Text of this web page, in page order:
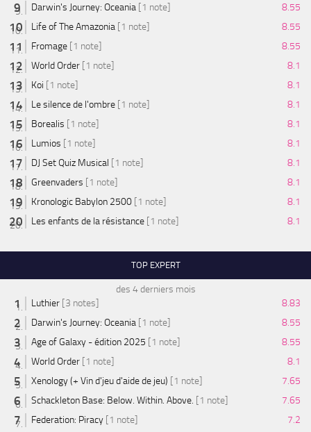
Darwin's Journey: Oceania [1 note]
8.55
Life of The Amazonia [1 note]
8.55
Fromage [1 note]
8.55
World Order [1 note]
8.1
Koi [1 note]
8.1
Le silence de l'ombre [1 note]
8.1
Borealis [1 note]
8.1
Lumios [1 note]
8.1
DJ Set Quiz Musical [1 note]
8.1
Greenvaders [1 note]
8.1
Kronologic Babylon 2500 [1 note]
8.1
Les enfants de la résistance [1 note] 8.1
TOP EXPERT
des 4 derniers mois
Luthier [3 notes]
8.83
Darwin's Journey: Oceania [1 note]
8.55
Age of Galaxy - édition 2025 [1 note]
8.55
World Order [1 note]
8.1
Xenology (+ Vin d'jeu d'aide de jeu) [1 note]
7.65
Schackleton Base: Below. Within. Above. [1 note]
7.65
Federation: Piracy [1 note]
7.2